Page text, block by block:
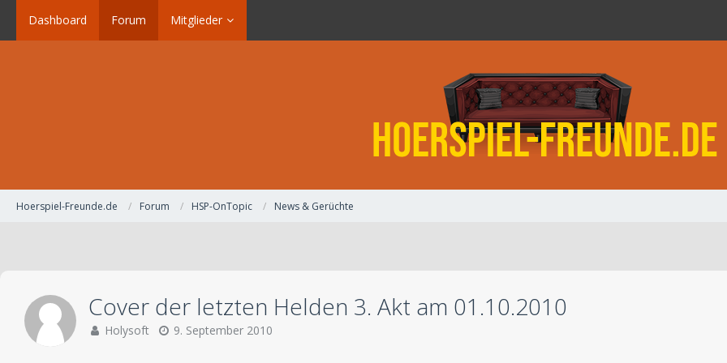
Dashboard Forum Mitglieder
Hoerspiel-Freunde.de Forum HSP-OnTopic News & Gerüchte
Cover der letzten Helden 3. Akt am 01.10.2010
Holysoft 9. September 2010